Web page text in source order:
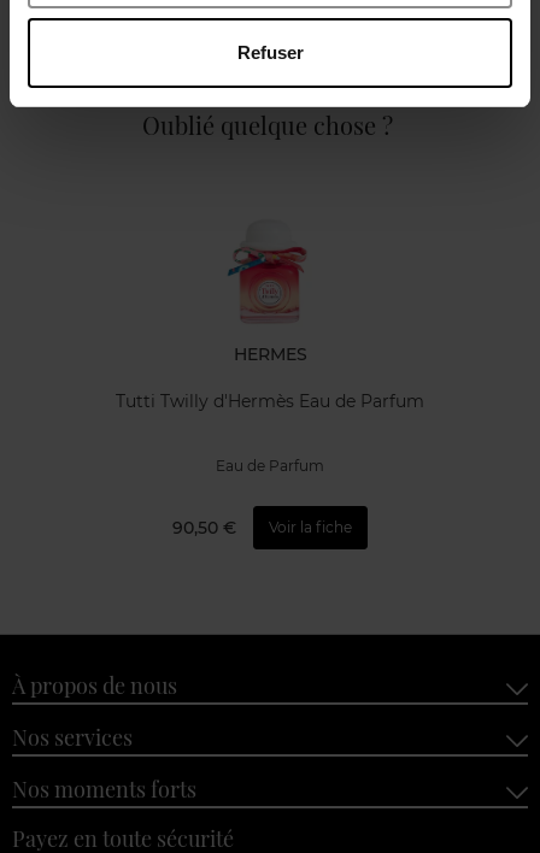
Refuser
Avis client Politique relative aux avis des clients
Oublié quelque chose ?
HERMES
Tutti Twilly d'Hermès Eau de Parfum
Eau de Parfum
90,50 € Voir la fiche
À propos de nous
Nos services
Nos moments forts
Payez en toute sécurité